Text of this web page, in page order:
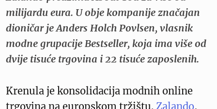
milijardu eura. U obje kompanije značajan
dioničar je Anders Holch Povlsen, vlasnik
modne grupacije Bestseller, koja ima više od
dvije tisuće trgovina i 22 tisuće zaposlenih.
Krenula je konsolidacija modnih online
trgovina na europskom tržištu. Zalando,